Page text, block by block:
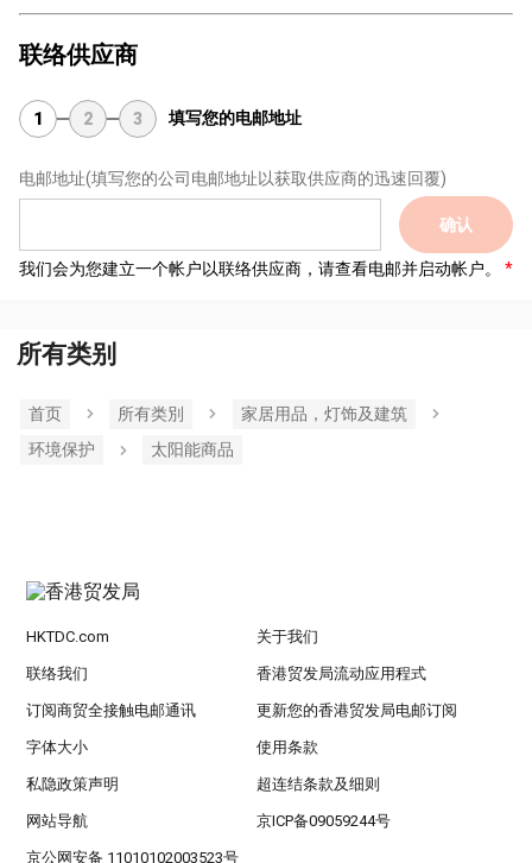
联络供应商
1 2 3 填写您的电邮地址
电邮地址(填写您的公司电邮地址以获取供应商的迅速回覆)
确认
我们会为您建立一个帐户以联络供应商，请查看电邮并启动帐户。
所有类别
首页 所有类別
家居用品，灯饰及建筑
环境保护
太阳能商品
HKTDC.com 关于我们
联络我们 香港贸发局流动应用程式
订阅商贸全接触电邮通讯 更新您的香港贸发局电邮订阅
字体大小 使用条款
私隐政策声明 超连结条款及细则
网站导航 京ICP备09059244号
京公网安备 11010102003523号